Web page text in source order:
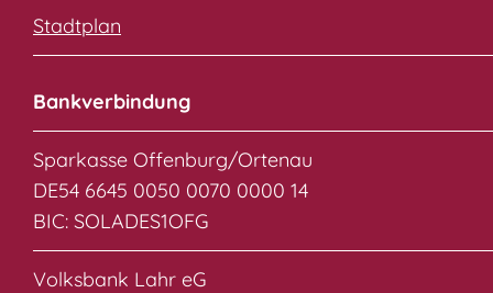
Stadtplan
Bankverbindung
Sparkasse Offenburg/Ortenau
DE54 6645 0050 0070 0000 14
BIC: SOLADES1OFG
Volksbank Lahr eG